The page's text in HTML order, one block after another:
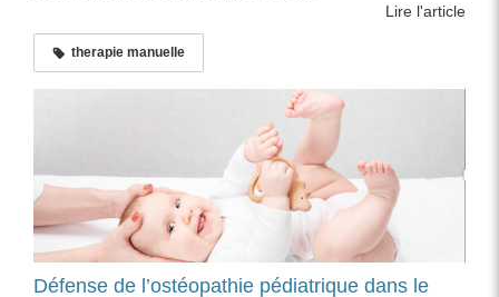
Lire l'article
therapie manuelle
Défense de l’ostéopathie pédiatrique dans le